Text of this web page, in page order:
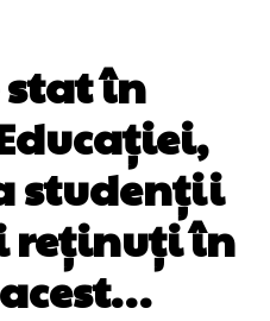
stat în
studenții
reținuți în